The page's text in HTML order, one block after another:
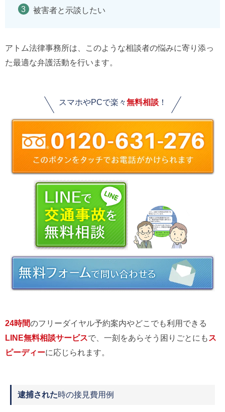
被害者と示談したい
アトム法律事務所は、このような相談者の悩みに寄り添っ
た最適な弁護活動を行います。
スマホやPCで楽々無料相談！
24時間のフリーダイヤル予約案内やどこでも利用できる
LINE無料相談サービスで、一刻をあらそう困りごとにも ス
ピーディーに応じられます。
逮捕された時の接見費用例